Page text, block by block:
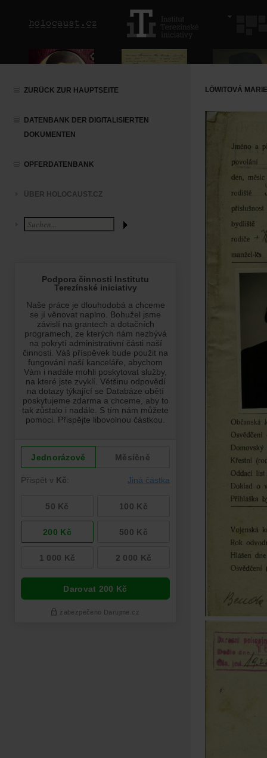
ZURÜCK ZUR HAUPTSEITE
DATENBANK DER DIGITALISIERTEN
DOKUMENTEN
OPFERDATENBANK
ÜBER HOLOCAUST.CZ
LÖWITOVÁ